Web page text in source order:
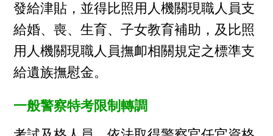
發給津貼，並得比照用人機關現職人員支
給婚、喪、生育、子女教育補助，及比照
用人機關現職人員撫卹相關規定之標準支
給遺族撫慰金。
一般警察特考限制轉調